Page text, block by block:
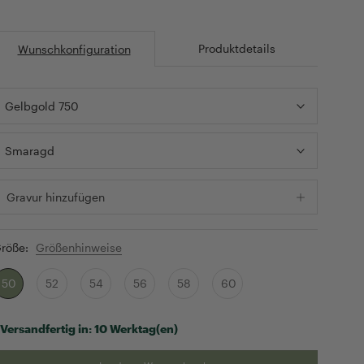
Wunschkonfiguration Produktdetails
Gelbgold 750
Smaragd
Gravur hinzufügen
Größenhinweise
50 52 54 56 58 60
Versandfertig in:10 Werktag(en)